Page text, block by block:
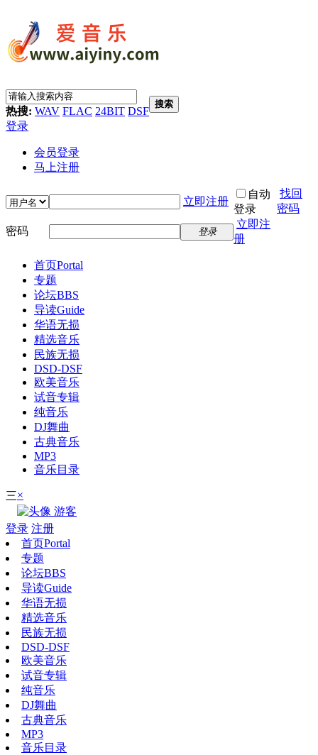
热搜: WAV FLAC 24BIT DSF
搜索
登录
会员登录
马上注册
立即注册
自动
登录
找回
密码
密码
登录
立即注
册
首页Portal
专题
论坛BBS
导读Guide
华语无损
精选音乐
民族无损
DSD-DSF
欧美音乐
试音专辑
纯音乐
DJ舞曲
古典音乐
MP3
音乐目录
三×
游客
登录 注册
首页Portal
专题
论坛BBS
导读Guide
华语无损
精选音乐
民族无损
DSD-DSF
欧美音乐
试音专辑
纯音乐
DJ舞曲
古典音乐
MP3
音乐目录